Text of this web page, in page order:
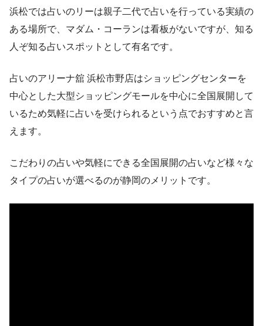
浜松では占いのリーは親子二代で占いを行っている実績の
ある場所で、マダム・コーランは看板がないですが、知る
人ぞ知る占いスポットとして有名です。
占いのアリーナ舘 浜松市野店はショッピングセンターを
中心とした大型ショッピングモールを中心に全国展開して
いるため気軽に占いを受けられるという点でおすすめと言
えます。
こだわりの占いや気軽にできる全国展開の占いなど様々な
タイプの占いが選べるのが静岡のメリットです。